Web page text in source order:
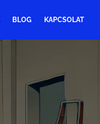
BLOG KAPCSOLAT